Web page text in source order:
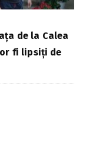
de la Calea
fi lipsiți de